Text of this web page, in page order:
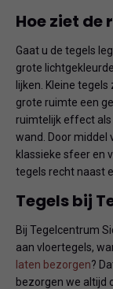
Hoe ziet de
Gaat u de tegels
grote
lijken. Kleine
grote ruimte een
ruimtelijk effect als
wand. Door middel
klassieke sfeer en
tegels recht naast
Tegels bij
Bij Tegelcentrum
aan vloertegels,
laten bezorgen?
bezorgen we altijd